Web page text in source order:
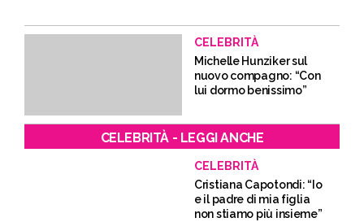
CELEBRITÀ
Michelle Hunziker sul
nuovo compagno: “Con
lui dormo benissimo”
CELEBRITÀ - LEGGI ANCHE
CELEBRITÀ
Cristiana Capotondi: “Io
e il padre di mia figlia
non stiamo più insieme”